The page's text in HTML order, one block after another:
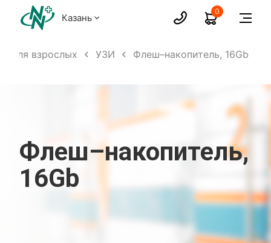
Казань
0
для взрослых УЗИ Флеш–накопитель, 16Gb
Флеш–накопитель,
16Gb